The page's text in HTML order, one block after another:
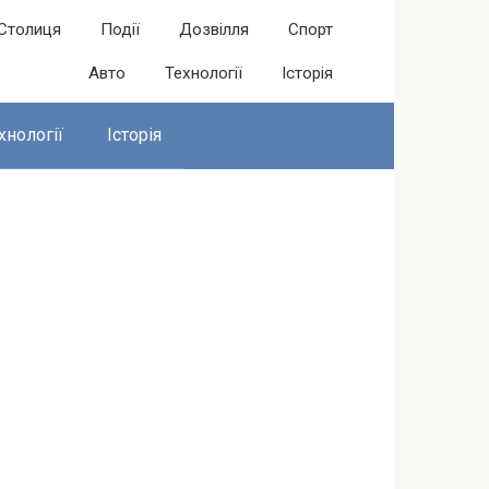
Події Дозвілля Спорт
Авто Технології Історія
Історія